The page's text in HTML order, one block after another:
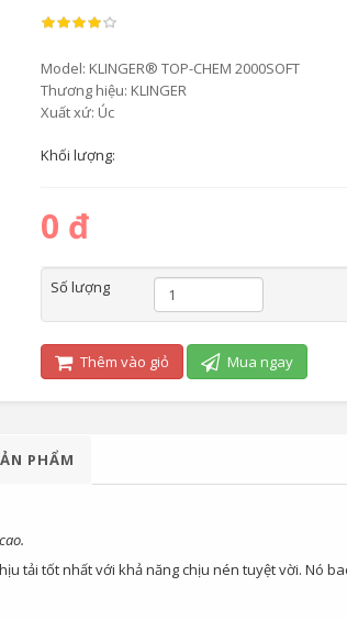
Model: KLINGER® TOP-CHEM 2000SOFT
Thương hiệu: KLINGER
Xuất xứ: Úc
Khối lượng:
0 đ
Số lượng
Thêm vào giỏ Mua ngay
PHẨM
tải tốt nhất với khả năng chịu nén tuyệt vời. Nó